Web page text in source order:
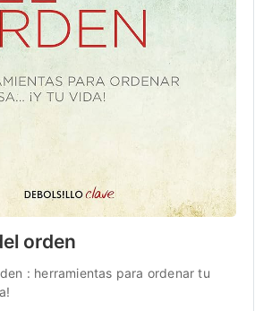
orden
: herramientas para ordenar tu